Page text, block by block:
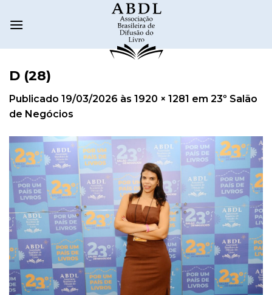
D (28)
Publicado 19/03/2026 às 1920 × 1281 em 23º Salão
de Negócios